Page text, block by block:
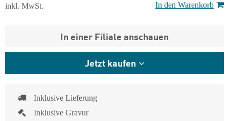
inkl. MwSt.
In den Warenkorb
In einer Filiale anschauen
Jetzt kaufen
Inklusive Lieferung
Inklusive Gravur